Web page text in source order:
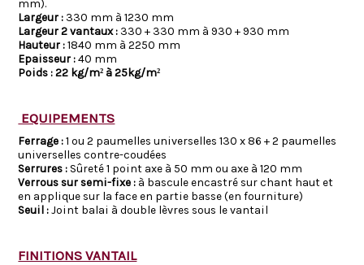
mm).
Largeur : 330 mm à 1230 mm
Largeur 2 vantaux : 330 + 330 mm à 930 + 930 mm
Hauteur :1840 mm à 2250 mm
Epaisseur :40 mm
Poids : 22 kg/m² à 25kg/m²
EQUIPEMENTS
Ferrage :1 ou 2 paumelles universelles 130 x 86 + 2 paumelles
universelles contre-coudées
Serrures :Sûreté 1 point axe à 50 mm ou axe à 120 mm
Verrous sur semi-fixe : à bascule encastré sur chant haut et
en applique sur la face en partie basse (en fourniture)
Seuil :Joint balai à double lèvres sous le vantail
FINITIONS VANTAIL